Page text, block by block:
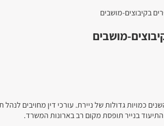
מושבים
כמויות גדולות של ניירת. עורכי דין מחויבים
בנייר תופסת מקום רב בארונות המשרד.